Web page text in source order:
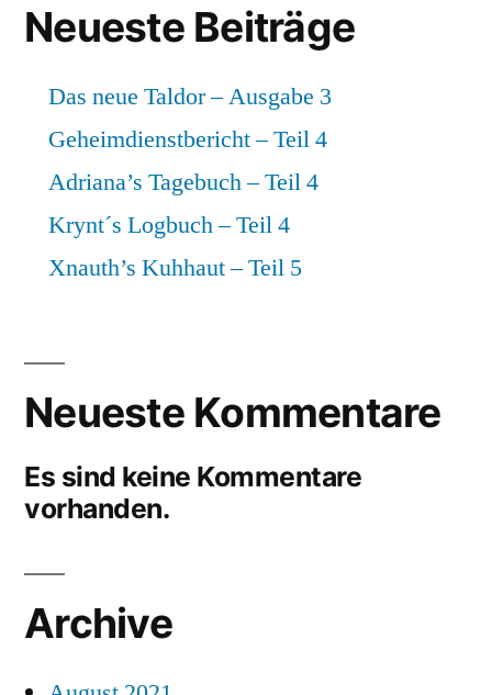
Neueste Beiträge
Das neue Taldor – Ausgabe 3
Geheimdienstbericht – Teil 4
Adriana’s Tagebuch – Teil 4
Krynt´s Logbuch – Teil 4
Xnauth’s Kuhhaut – Teil 5
Neueste Kommentare
Es sind keine Kommentare
vorhanden.
Archive